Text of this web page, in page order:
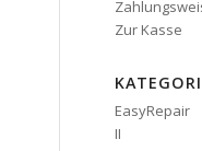
Zur Kasse
EasyRepair
II